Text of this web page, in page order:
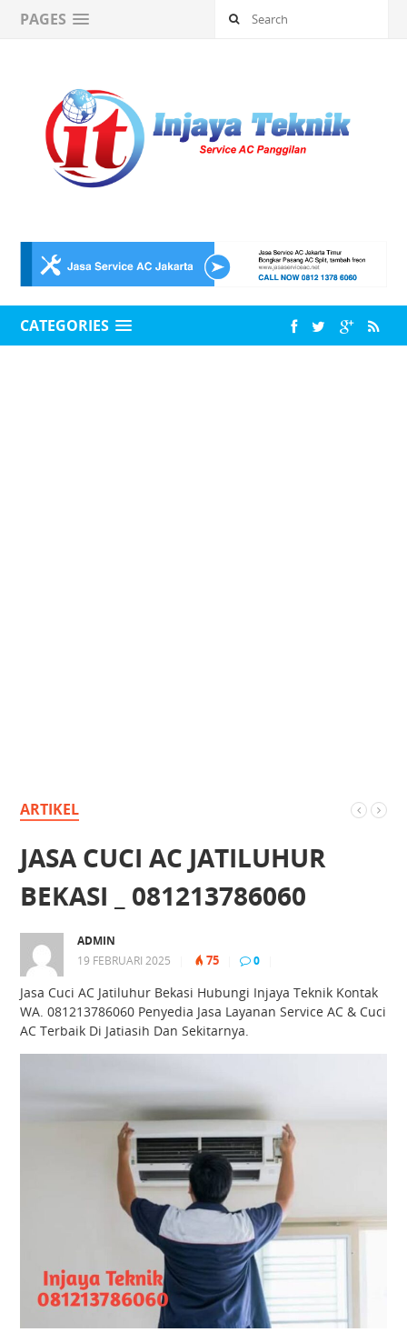
PAGES
CATEGORIES
ARTIKEL
JASA CUCI AC JATILUHUR
BEKASI _ 081213786060
ADMIN
19 FEBRUARI 2025
75 0
Jasa Cuci AC Jatiluhur Bekasi Hubungi Injaya Teknik Kontak
WA. 081213786060 Penyedia Jasa Layanan Service AC & Cuci
AC Terbaik Di Jatiasih Dan Sekitarnya.